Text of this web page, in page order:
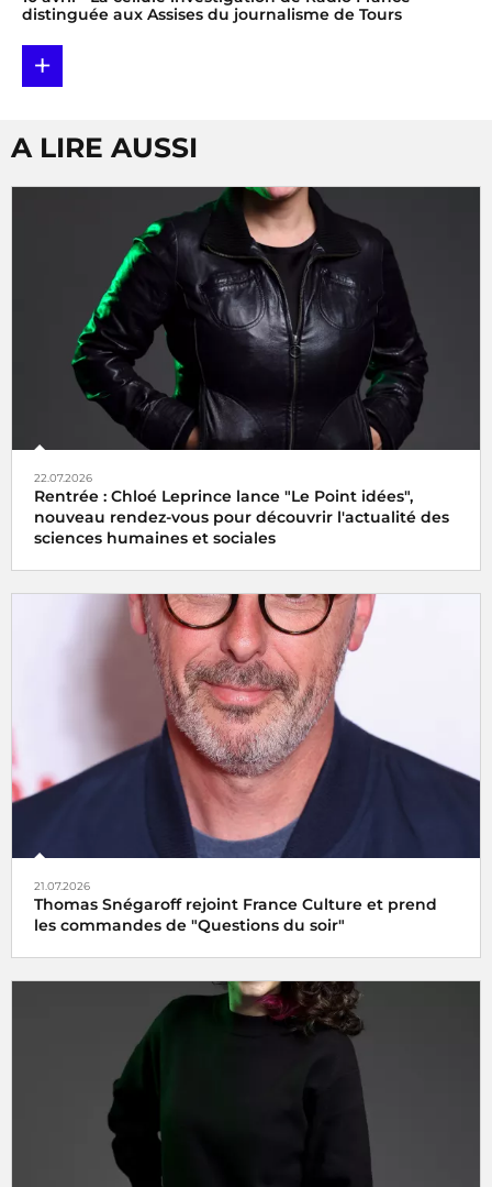
distinguée aux Assises du journalisme de Tours
+
A LIRE AUSSI
22.07.2026
Rentrée : Chloé Leprince lance "Le Point idées",
nouveau rendez-vous pour découvrir l'actualité des
sciences humaines et sociales
21.07.2026
Thomas Snégaroff rejoint France Culture et prend
les commandes de "Questions du soir"